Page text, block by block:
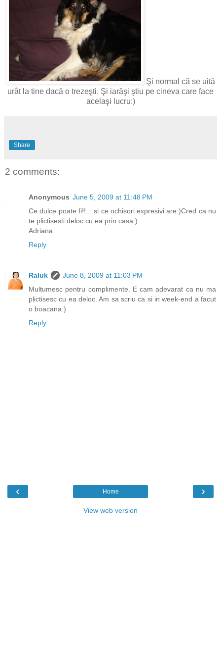
Şi normal că se uită
urât la tine dacă o trezeşti. Şi iarăşi ştiu pe cineva care face
acelaşi lucru:)
Share
2 comments:
Anonymous June 5, 2009 at 11:48 PM
Ce dulce poate fi!!... si ce ochisori expresivi are:)Cred ca nu
te plictisesti deloc cu ea prin casa:)
Adriana
Reply
Raluk
June 8, 2009 at 11:03 PM
Multumesc pentru complimente. E cam adevarat ca nu ma
plictisesc cu ea deloc. Am sa scriu ca si in week-end a facut
o boacana:)
Reply
‹ ›
Home
View web version